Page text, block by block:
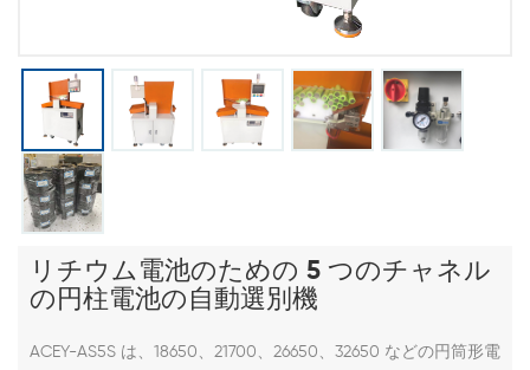
リチウム電池のための 5 つのチャネル
の円柱電池の自動選別機
ACEY-AS5S は、18650、21700、26650、32650 などの円筒形電